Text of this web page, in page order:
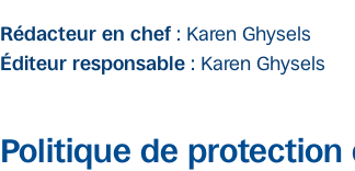
Rédacteur en chef : Karen Ghysels
Éditeur responsable : Karen Ghysels
Politique de protection